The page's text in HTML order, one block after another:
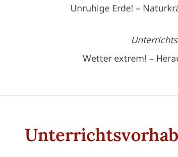
Unruhige Erde! –
Wetter extrem! –